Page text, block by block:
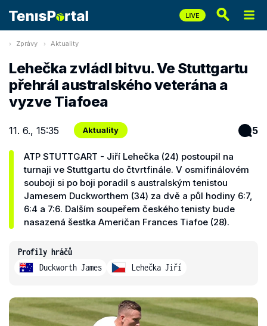
Zprávy Aktuality
Lehečka zvládl bitvu. Ve Stuttgartu
přehrál australského veterána a
vyzve Tiafoea
11. 6., 15:35 Aktuality 5
ATP STUTTGART - Jiří Lehečka (24) postoupil na
turnaji ve Stuttgartu do čtvrtfinále. V osmifinálovém
souboji si po boji poradil s australským tenistou
Jamesem Duckworthem (34) za dvě a půl hodiny 6:7,
6:4 a 7:6. Dalším soupeřem českého tenisty bude
nasazená šestka Američan Frances Tiafoe (28).
Profily hráčů
Duckworth James
Lehečka Jiří